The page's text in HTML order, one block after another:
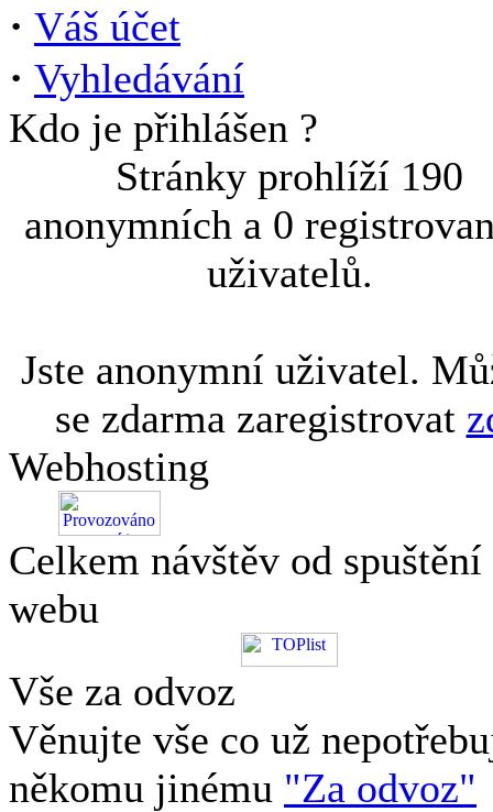
· Váš účet
· Vyhledávání
Kdo je přihlášen ?
Stránky prohlíží 190
anonymních a 0
uživatelů.
Jste anonymní uživatel.
se zdarma zaregistrovat
Webhosting
Celkem návštěv od spuštění
webu
Vše za odvoz
Věnujte vše co už
někomu jinému "Za odvoz"